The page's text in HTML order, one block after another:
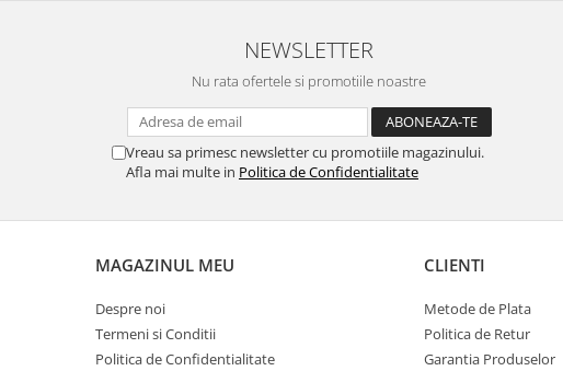
NEWSLETTER
Nu rata ofertele si promotiile noastre
Vreau sa primesc newsletter cu promotiile magazinului.
Afla mai multe in Politica de Confidentialitate
MAGAZINUL MEU
Despre noi
Termeni si Conditii
Politica de Confidentialitate
CLIENTI
Metode de Plata
Politica de Retur
Garantia Produselor